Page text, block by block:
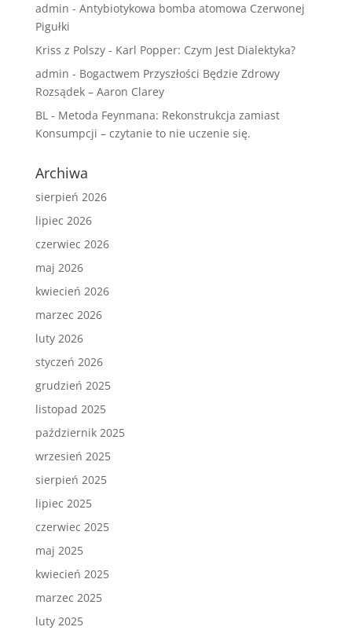
admin - Antybiotykowa bomba atomowa Czerwonej
Pigułki
Kriss z Polszy- Karl Popper: Czym Jest Dialektyka?
admin - Bogactwem Przyszłości Będzie Zdrowy
Rozsądek – Aaron Clarey
BL- Metoda Feynmana: Rekonstrukcja zamiast
Konsumpcji – czytanie to nie uczenie się.
Archiwa
sierpień 2026
lipiec 2026
czerwiec 2026
maj 2026
kwiecień 2026
marzec 2026
luty 2026
styczeń 2026
grudzień 2025
listopad 2025
październik 2025
wrzesień 2025
sierpień 2025
lipiec 2025
czerwiec 2025
maj 2025
kwiecień 2025
marzec 2025
luty 2025